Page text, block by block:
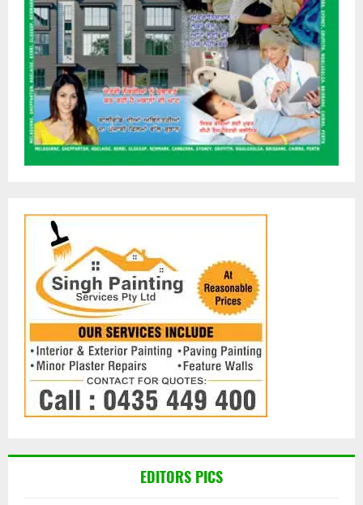
EDITORS PICS